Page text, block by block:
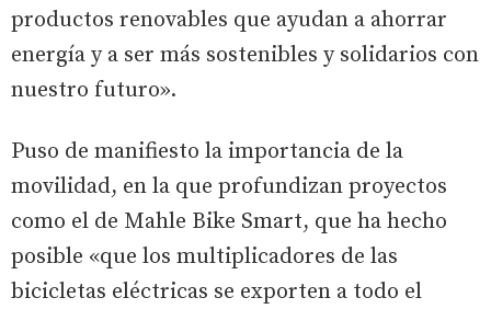
productos renovables que ayudan a ahorrar
energía y a ser más sostenibles y solidarios con
nuestro futuro».
Puso de manifiesto la importancia de la
movilidad, en la que profundizan proyectos
como el de Mahle Bike Smart, que ha hecho
posible «que los multiplicadores de las
bicicletas eléctricas se exporten a todo el